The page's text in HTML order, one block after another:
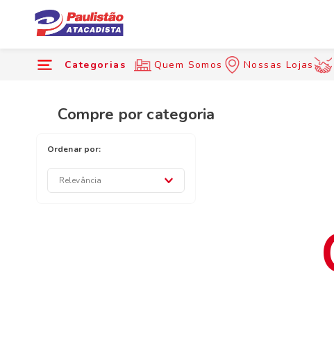
Categorias Quem Somos Nossas Lojas
Compre por categoria
Relevância